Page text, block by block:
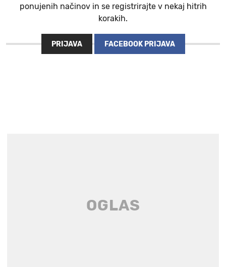
ponujenih načinov in se registrirajte v nekaj hitrih
korakih.
PRIJAVA FACEBOOK PRIJAVA